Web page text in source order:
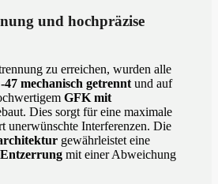
und hochpräzise
zu erreichen, wurden alle
mechanisch getrennt und auf
GFK mit
Dies sorgt für eine maximale
unerwünschte Interferenzen. Die
gewährleistet eine
mit einer Abweichung